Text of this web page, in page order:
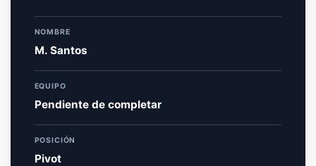
NOMBRE
M. Santos
EQUIPO
Pendiente de completar
POSICIÓN
Pivot